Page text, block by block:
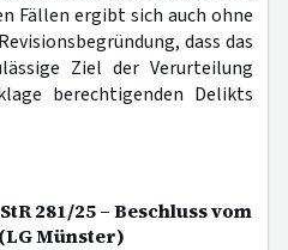
Fällen ergibt sich auch ohne
dass das
Ziel der Verurteilung
berechtigenden Delikts
281/25 – Beschluss vom
Münster)